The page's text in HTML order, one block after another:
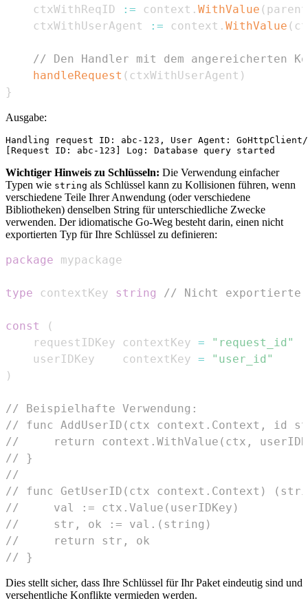
	ctxWithReqID
:= context . WithValue (
	ctxWithUserAgent
:= context . WithValue (
// Den Handler mit dem angereicherten
handleRequest ( ctxWithUserAgent )
}
Ausgabe:
Handling request ID: abc-123, User Agent:
Wichtiger Hinweis zu Schlüsseln: Die Verwendung einfacher
Typen wie string als Schlüssel kann zu Kollisionen führen, wenn
verschiedene Teile Ihrer Anwendung (oder verschiedene
Bibliotheken) denselben String für unterschiedliche Zwecke
verwenden. Der idiomatische Go-Weg besteht darin, einen nicht
exportierten Typ für Ihre Schlüssel zu definieren:
package
type contextKey string // Nicht exportierter
const
(
    requestIDKey contextKey
=
"request_id"
    userIDKey    contextKey
=
"user_id"
)
// Beispielhafte Verwendung:
// func AddUserID(ctx context.Context, id
//     return context.WithValue(ctx,
// }
//
// func GetUserID(ctx context.Context)
//     val := ctx.Value(userIDKey)
//     str, ok := val.(string)
//     return str, ok
// }
Dies stellt sicher, dass Ihre Schlüssel für Ihr Paket eindeutig sind und
versehentliche Konflikte vermieden werden.